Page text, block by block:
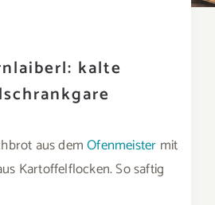
kalte
aus demOfenmeister mit
Kartoffelflocken. So saftig